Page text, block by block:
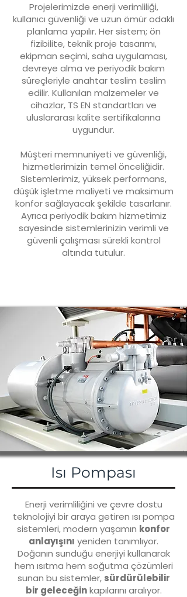
Projelerimizde enerji verimliliği,
kullanıcı güvenliği ve uzun ömür odaklı
planlama yapılır. Her sistem; ön
fizibilite, teknik proje tasarımı,
ekipman seçimi, saha uygulaması,
devreye alma ve periyodik bakım
süreçleriyle anahtar teslim teslim
edilir. Kullanılan malzemeler ve
cihazlar, TS EN standartları ve
uluslararası kalite sertifikalarına
uygundur.
Müşteri memnuniyeti ve güvenliği,
hizmetlerimizin temel önceliğidir.
Sistemlerimiz, yüksek performans,
düşük işletme maliyeti ve maksimum
konfor sağlayacak şekilde tasarlanır.
Ayrıca periyodik bakım hizmetimiz
sayesinde sistemlerinizin verimli ve
güvenli çalışması sürekli kontrol
altında tutulur.
Isı Pompası
Enerji verimliliğini ve çevre dostu
teknolojiyi bir araya getiren ısı pompa
sistemleri, modern yaşamın konfor
anlayışını yeniden tanımlıyor.
Doğanın sunduğu enerjiyi kullanarak
hem ısıtma hem soğutma çözümleri
sunan bu sistemler, sürdürülebilir
bir geleceğinkapılarını aralıyor.